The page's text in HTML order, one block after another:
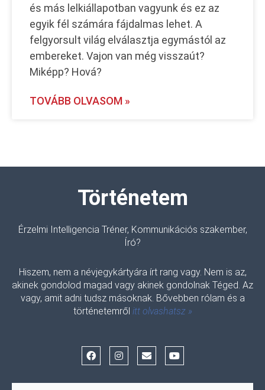
és más lelkiállapotban vagyunk és ez az
egyik fél számára fájdalmas lehet. A
felgyorsult világ elválasztja egymástól az
embereket. Vajon van még visszaút?
Miképp? Hová?
TOVÁBB OLVASOM »
Történetem
Érzelmi Intelligencia Tréner, Kommunikációs szakember,
Író?
Hiszem, nem a névjegykártyára írt rang vagy. Nem is az,
akinek gondolod magad vagy akinek gondolnak Téged. Az
vagy, amit adni tudsz másoknak. Bővebben rólam és a
történetemről itt olvashatsz »
F
a
c
I
n
s
E
n
v
Y
o
u